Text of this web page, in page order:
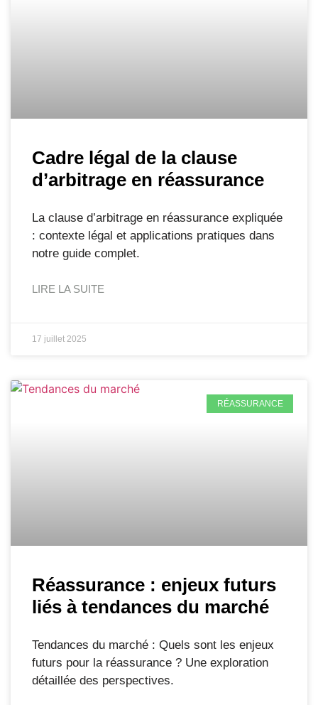
Cadre légal de la clause
d’arbitrage en réassurance
La clause d’arbitrage en réassurance expliquée
: contexte légal et applications pratiques dans
notre guide complet.
LIRE LA SUITE
17 juillet 2025
RÉASSURANCE
Réassurance : enjeux futurs
liés à tendances du marché
Tendances du marché : Quels sont les enjeux
futurs pour la réassurance ? Une exploration
détaillée des perspectives.